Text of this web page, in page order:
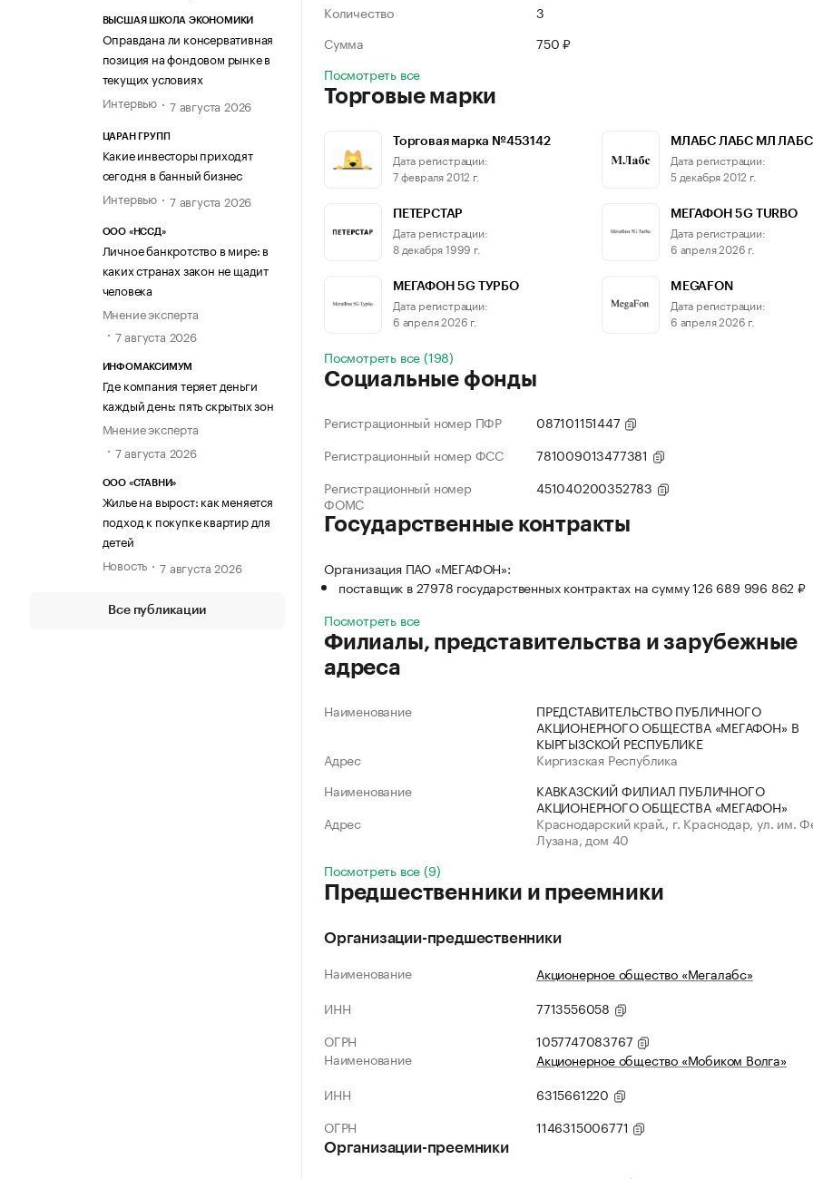
ВЫСШАЯ ШКОЛА ЭКОНОМИКИ
Оправдана ли консервативная
позиция на фондовом рынке в
текущих условиях
Интервью
7 августа 2026
ЦАРАН ГРУПП
Какие инвесторы приходят
сегодня в банный бизнес
Интервью
7 августа 2026
ООО «НССД»
Личное банкротство в мире: в
каких странах закон не щадит
человека
Мнение эксперта
7 августа 2026
ИНФОМАКСИМУМ
Где компания теряет деньги
каждый день: пять скрытых зон
Мнение эксперта
7 августа 2026
ООО «СТАВНИ»
Жилье на вырост: как меняется
подход к покупке квартир для
детей
Новость
7 августа 2026
Все публикации
Количество
3
Сумма
750 ₽
Посмотреть все
Торговые марки
Торговая марка №453142
Дата регистрации:
7 февраля 2012 г.
МЛАБС ЛАБС МЛ
Дата регистрации:
5 декабря 2012 г.
ПЕТЕРСТАР
Дата регистрации:
8 декабря 1999 г.
МЕГАФОН 5G TURBO
Дата регистрации:
6 апреля 2026 г.
МЕГАФОН 5G ТУРБО
Дата регистрации:
6 апреля 2026 г.
MEGAFON
Дата регистрации:
6 апреля 2026 г.
Посмотреть все (198)
Социальные фонды
Регистрационный номер ПФР
087101151447
Регистрационный номер ФСС
781009013477381
Регистрационный номер
ФОМС
451040200352783
Государственные контракты
Организация ПАО «МЕГАФОН»:
поставщик в 27978 государственных контрактах на сумму 126 689 996 862 ₽
Посмотреть все
Филиалы, представительства и зарубежные
адреса
Наименование
ПРЕДСТАВИТЕЛЬСТВО ПУБЛИЧНОГО
АКЦИОНЕРНОГО ОБЩЕСТВА «МЕГАФОН» В
КЫРГЫЗСКОЙ РЕСПУБЛИКЕ
Адрес
Киргизская Республика
Наименование
КАВКАЗСКИЙ ФИЛИАЛ ПУБЛИЧНОГО
АКЦИОНЕРНОГО ОБЩЕСТВА «МЕГАФОН»
Адрес
Краснодарский край., г. Краснодар, ул. им.
Лузана, дом 40
Посмотреть все (9)
Предшественники и преемники
Организации-предшественники
Наименование
Акционерное общество «Мегалабс»
ИНН
7713556058
ОГРН
1057747083767
Наименование
Акционерное общество «Мобиком Волга»
ИНН
6315661220
ОГРН
1146315006771
Организации-преемники